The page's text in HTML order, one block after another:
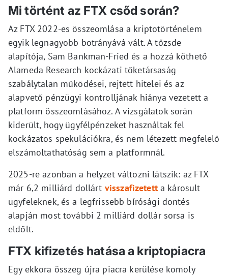
Mi történt az FTX csőd során?
Az FTX 2022-es összeomlása a kriptotörténelem
egyik legnagyobb botrányává vált. A tőzsde
alapítója, Sam Bankman-Fried és a hozzá köthető
Alameda Research kockázati tőketársaság
szabálytalan működései, rejtett hitelei és az
alapvető pénzügyi kontrolljának hiánya vezetett a
platform összeomlásához. A vizsgálatok során
kiderült, hogy ügyfélpénzeket használtak fel
kockázatos spekulációkra, és nem létezett megfelelő
elszámoltathatóság sem a platformnál.
2025-re azonban a helyzet változni látszik: az FTX
már 6,2 milliárd dollárt visszafizetetta károsult
ügyfeleknek, és a legfrissebb bírósági döntés
alapján most további 2 milliárd dollár sorsa is
eldőlt.
FTX kifizetés hatása a kriptopiacra
Egy ekkora összeg újra piacra kerülése komoly